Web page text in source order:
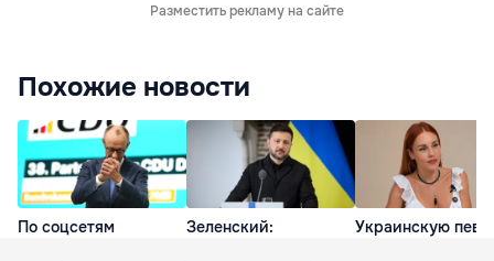
Разместить рекламу на сайте
Похожие новости
По соцсетям
Зеленский:
Украинскую